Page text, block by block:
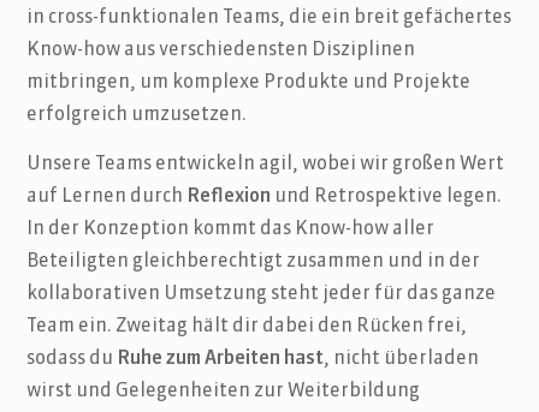
in cross-funktionalen Teams, die ein breit gefächertes
Know-how aus verschiedensten Disziplinen
mitbringen, um komplexe Produkte und Projekte
erfolgreich umzusetzen.
Unsere Teams entwickeln agil, wobei wir großen Wert
auf Lernen durch Reflexion und Retrospektive legen.
In der Konzeption kommt das Know-how aller
Beteiligten gleichberechtigt zusammen und in der
kollaborativen Umsetzung steht jeder für das ganze
Team ein. Zweitag hält dir dabei den Rücken frei,
sodass du Ruhe zum Arbeiten hast, nicht überladen
wirst und Gelegenheiten zur Weiterbildung